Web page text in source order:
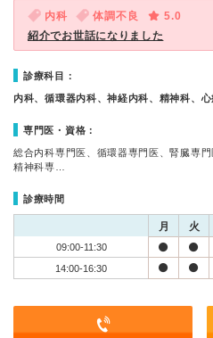
内科 体調不良
5.0
紹介でお世話になりました
診療科目：
内科、循環器内科、神経内科、精神科、
専門医・資格：
総合内科専門医、循環器専門医、腎臓専
精神科専…
診療時間
月 火
09:00-11:30
14:00-16:30